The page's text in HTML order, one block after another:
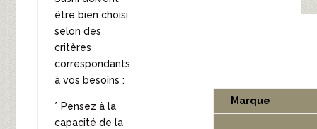
être bien choisi
selon des
critères
correspondants
à vos besoins :
* Pensez à la
capacité de la
Marque